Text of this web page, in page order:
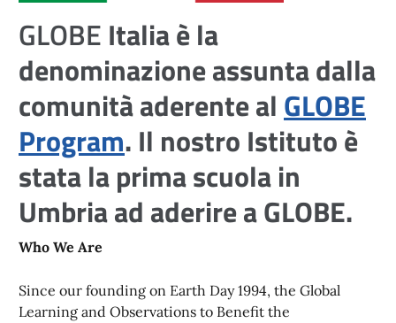
GLOBE Italia è la
denominazione assunta dalla
comunità aderente al GLOBE
Program. Il nostro Istituto è
stata la prima scuola in
Umbria ad aderire a GLOBE.
Who We Are
Since our founding on Earth Day 1994, the Global
Learning and Observations to Benefit the